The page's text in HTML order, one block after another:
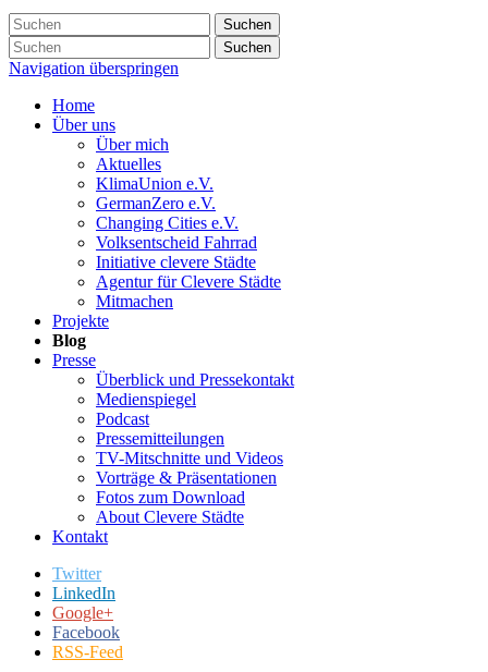
Suchen
Suchen
Navigation überspringen
Home
Über uns
Über mich
Aktuelles
KlimaUnion e.V.
GermanZero e.V.
Changing Cities e.V.
Volksentscheid Fahrrad
Initiative clevere Städte
Agentur für Clevere Städte
Mitmachen
Projekte
Blog
Presse
Überblick und Pressekontakt
Medienspiegel
Podcast
Pressemitteilungen
TV-Mitschnitte und Videos
Vorträge & Präsentationen
Fotos zum Download
About Clevere Städte
Kontakt
Twitter
LinkedIn
Google+
Facebook
RSS-Feed